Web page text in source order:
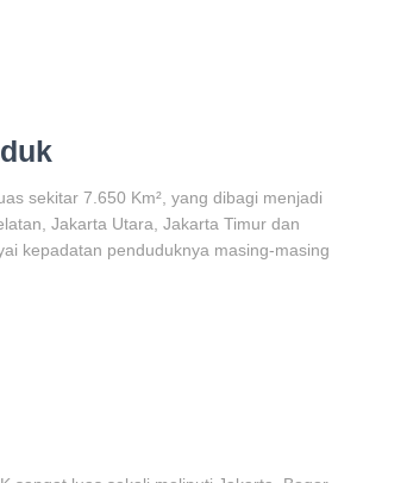
sekitar 7.650 Km², yang dibagi menjadi
Jakarta Utara, Jakarta Timur dan
kepadatan penduduknya masing-masing